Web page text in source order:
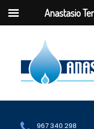
967 340 298
Anastasio